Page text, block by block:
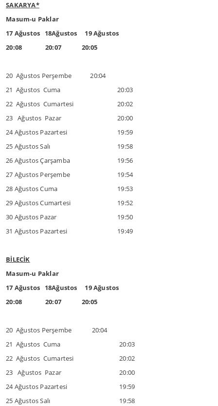
SAKARYA*
Masum-u Paklar
17 Ağustos 18Ağustos 19 Ağustos
20:08 20:07 20:05
20 Ağustos Perşembe 20:04
21 Ağustos Cuma
20:03
22 Ağustos Cumartesi
20:02
23 Ağustos Pazar
20:00
24 Ağustos Pazartesi
19:59
25 Ağustos Salı
19:58
26 Ağustos Çarşamba
19:56
27 Ağustos Perşembe
19:54
28 Ağustos Cuma
19:53
29 Ağustos Cumartesi
19:52
30 Ağustos Pazar
19:50
31 Ağustos Pazartesi
19:49
BİLECİK
Masum-u Paklar
17 Ağustos 18Ağustos 19 Ağustos
20:08 20:07 20:05
20 Ağustos Perşembe 20:04
21 Ağustos Cuma
20:03
22 Ağustos Cumartesi
20:02
23 Ağustos Pazar
20:00
24 Ağustos Pazartesi
19:59
25 Ağustos Salı
19:58